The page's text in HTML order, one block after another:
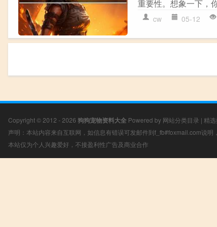
重要性。想象一下，
cw 05-12
Copyright © 2012 - 2026 狗狗宠物资料大全 Powered by 网站分类目录 | 精
声明：本站内容来自互联网，如信息有错误可发邮件到f_fb#foxmail.com说明
本站仅为个人兴趣爱好，不接盈利性广告及商业合作